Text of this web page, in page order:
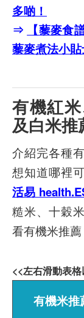
多啲！
⇒
【藜麥食
藜麥煮法小
有機紅
及白米推
介紹完各種
想知道哪裡
活易
糙米、十穀
看有機米推薦
<<左右滑動表
有機米推